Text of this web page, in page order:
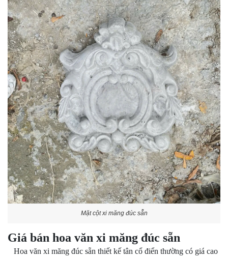
Mặt cột xi măng đúc sẵn
Giá bán hoa văn xi măng đúc sẵn
Hoa văn xi măng đúc sẵn thiết kế tân cổ điển thường có giá cao